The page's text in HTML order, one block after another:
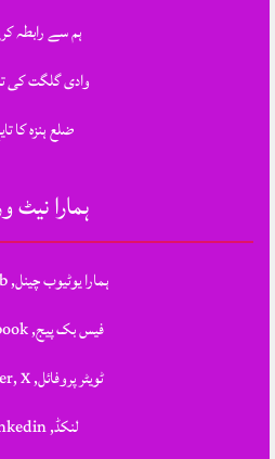
ہم سے رابطہ
وادی گلگت کی
ضلع ہنزہ کا
ہمارا
ہمارا یوٹیوب چینل, Youtub
فیس بک پیج, Facebook
ٹویٹر پروفائل, Twitter, X
لنکڈ, linkedin